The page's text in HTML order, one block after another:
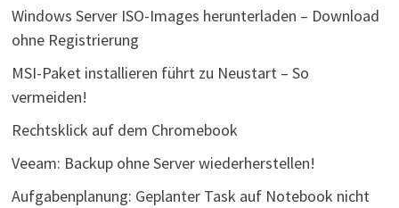
Windows Server ISO-Images herunterladen – Download
ohne Registrierung
MSI-Paket installieren führt zu Neustart – So
vermeiden!
Rechtsklick auf dem Chromebook
Veeam: Backup ohne Server wiederherstellen!
Aufgabenplanung: Geplanter Task auf Notebook nicht